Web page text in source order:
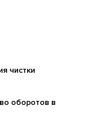
чистки
оборотов в